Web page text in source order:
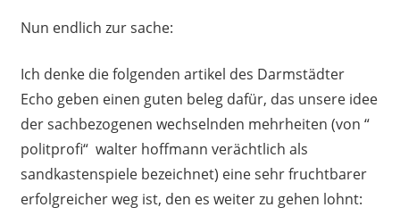
Nun endlich zur sache:
Ich denke die folgenden artikel des Darmstädter
Echo geben einen guten beleg dafür, das unsere idee
der sachbezogenen wechselnden mehrheiten (von “
politprofi“ walter hoffmann verächtlich als
sandkastenspiele bezeichnet) eine sehr fruchtbarer
erfolgreicher weg ist, den es weiter zu gehen lohnt: